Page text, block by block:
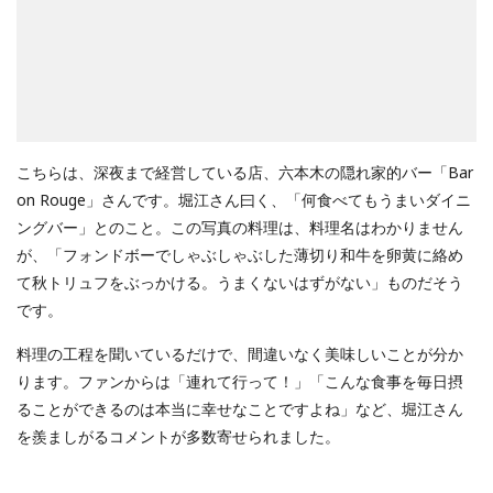
こちらは、深夜まで経営している店、六本木の隠れ家的バー「Bar
on Rouge」さんです。堀江さん曰く、「何食べてもうまいダイニ
ングバー」とのこと。この写真の料理は、料理名はわかりません
が、「フォンドボーでしゃぶしゃぶした薄切り和牛を卵黄に絡め
て秋トリュフをぶっかける。うまくないはずがない」ものだそう
です。
料理の工程を聞いているだけで、間違いなく美味しいことが分か
ります。ファンからは「連れて行って！」「こんな食事を毎日摂
ることができるのは本当に幸せなことですよね」など、堀江さん
を羨ましがるコメントが多数寄せられました。